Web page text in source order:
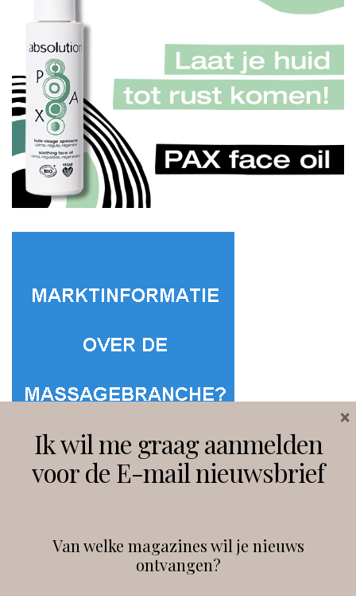
debeautyprofessional
Ik wil me graag aanmelden
voor de E-mail nieuwsbrief
Van welke magazines wil je nieuws
ontvangen?
×